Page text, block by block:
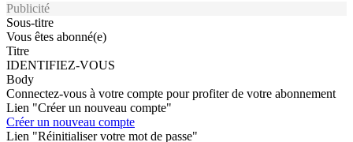
Publicité
Sous-titre
Vous êtes abonné(e)
Titre
IDENTIFIEZ-VOUS
Body
Connectez-vous à votre compte pour profiter de votre abonnement
Lien "Créer un nouveau compte"
Créer un nouveau compte
Lien "Réinitialiser votre mot de passe"